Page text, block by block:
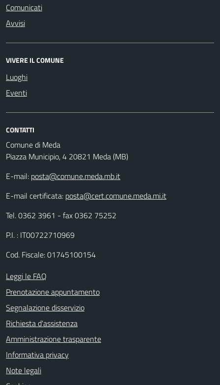
Comunicati
Avvisi
VIVERE IL COMUNE
Luoghi
Eventi
CONTATTI
Comune di Meda
Piazza Municipio, 4 20821 Meda (MB)
E-mail: posta@comune.meda.mb.it
E-mail certificata: posta@cert.comune.meda.mi.it
Tel. 0362 3961 - fax 0362 75252
P.I. : IT00722710969
Cod. Fiscale: 01745100154
Leggi le FAQ
Prenotazione appuntamento
Segnalazione disservizio
Richiesta d'assistenza
Amministrazione trasparente
Informativa privacy
Note legali